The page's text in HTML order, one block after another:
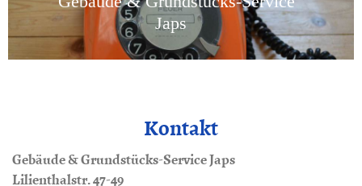
Japs
Kontakt
Gebäude & Grundstücks-Service Japs
Lilienthalstr.47-49